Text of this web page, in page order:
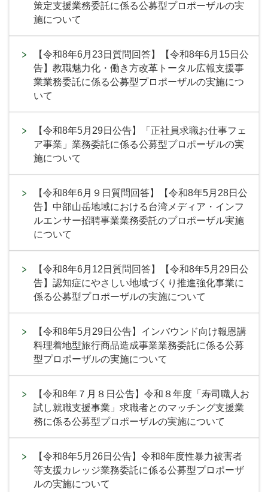
策定支援業務委託に係る公募型プロポーザルの実
施について
【令和8年6月23日質問回答】【令和8年6月15日公
告】教職魅力化・働き方改革トータル広報支援事
業業務委託に係る公募型プロポーザルの実施につ
いて
【令和8年5月29日公告】「正社員求職お仕事フェ
ア事業」業務委託に係る公募型プロポーザルの実
施について
【令和8年6月９日質問回答】【令和8年5月28日公
告】中部山岳地域における台湾メディア・インフ
ルエンサー招聘事業業務委託のプロポーザル実施
について
【令和8年6月12日質問回答】【令和8年5月29日公
告】認知症にやさしい地域づくり推進強化事業に
係る公募型プロポーザルの実施について
【令和8年5月29日公告】インバウンド向け報恩講
料理着地型旅行商品造成事業業務委託に係る公募
型プロポーザルの実施について
【令和8年７月８日公告】令和８年度「寿司職人お
試し就職支援事業」求職者とのマッチング支援業
務に係る公募型プロポーザルの実施について
【令和8年5月26日公告】令和8年度性暴力被害者
等支援カレッジ業務委託に係る公募型プロポーザ
ルの実施について